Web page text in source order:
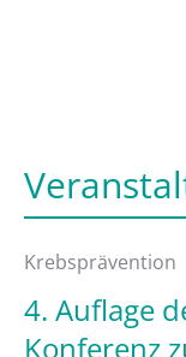
Krebsprävention
4. Auflage
Konferenz